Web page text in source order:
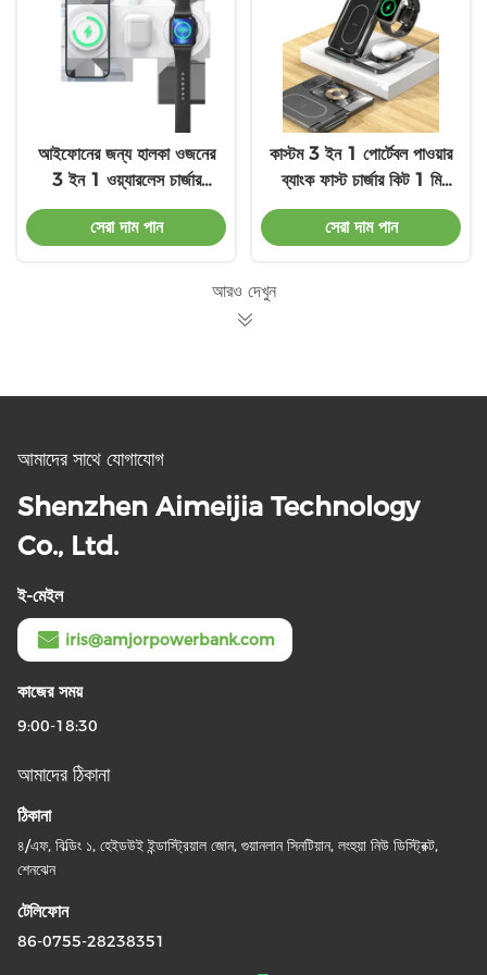
আইফোনের জন্য হালকা ওজনের
3 ইন 1 ওয়্যারলেস চার্জার
অ্যাপল ওয়াচ এয়ারপড
সেরা দাম পান
কাস্টম 3 ইন 1 পোর্টেবল পাওয়ার
ব্যাংক ফাস্ট চার্জার কিট 1 মি
চার্জিং ক্যাবল সহ
সেরা দাম পান
আরও দেখুন
আমাদের সাথে যোগাযোগ
Shenzhen Aimeijia Technology
Co., Ltd.
ই-মেইল
iris@amjorpowerbank.com
কাজের সময়
9:00-18:30
আমাদের ঠিকানা
ঠিকানা
৪/এফ, বিল্ডিং ১, হেইডউই ইন্ডাস্ট্রিয়াল জোন, গুয়ানলান সিনটিয়ান, লংহুয়া নিউ ডিস্ট্রিক্ট,
শেনঝেন
টেলিফোন
86-0755-28238351